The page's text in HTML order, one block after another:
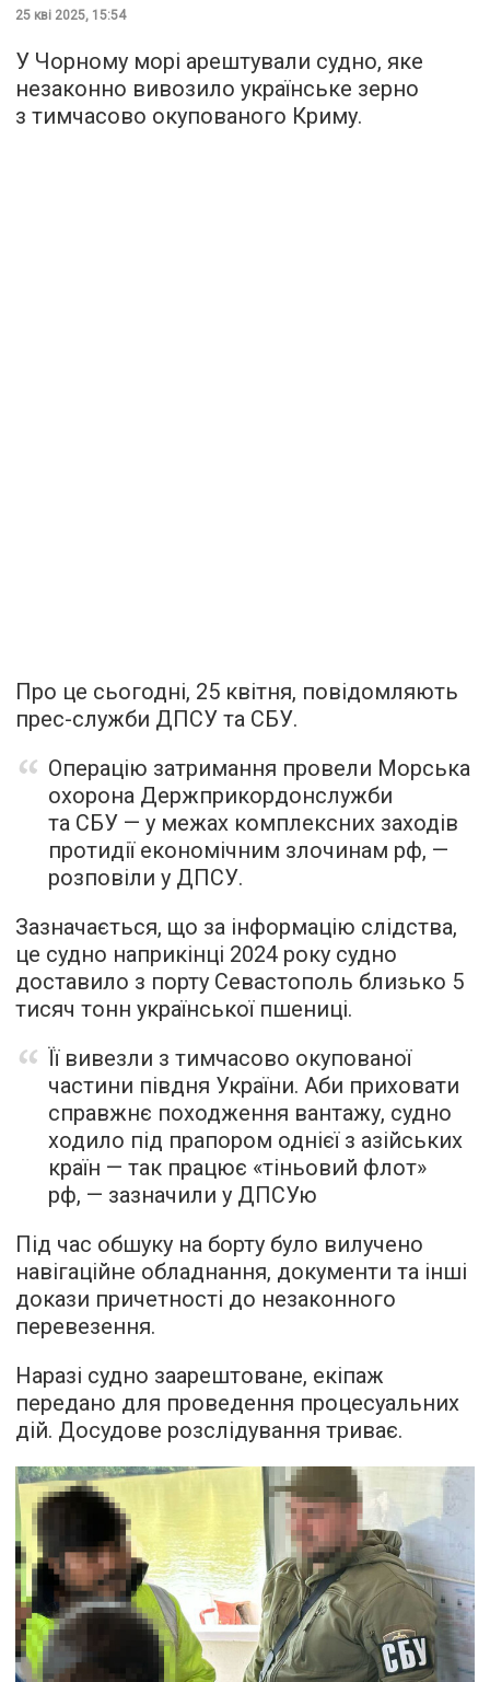
25 кві 2025, 15:54
У Чорному морі арештували судно, яке
незаконно вивозило українське зерно
з тимчасово окупованого Криму.
Про це сьогодні, 25 квітня, повідомляють
прес-служби ДПСУ та СБУ.
Операцію затримання провели Морська
охорона Держприкордонслужби
та СБУ — у межах комплексних заходів
протидії економічним злочинам рф, —
розповіли у ДПСУ.
Зазначається, що за інформацію слідства,
це судно наприкінці 2024 року судно
доставило з порту Севастополь близько 5
тисяч тонн української пшениці.
Її вивезли з тимчасово окупованої
частини півдня України. Аби приховати
справжнє походження вантажу, судно
ходило під прапором однієї з азійських
країн — так працює «тіньовий флот»
рф, — зазначили у ДПСУю
Під час обшуку на борту було вилучено
навігаційне обладнання, документи та інші
докази причетності до незаконного
перевезення.
Наразі судно заарештоване, екіпаж
передано для проведення процесуальних
дій. Досудове розслідування триває.